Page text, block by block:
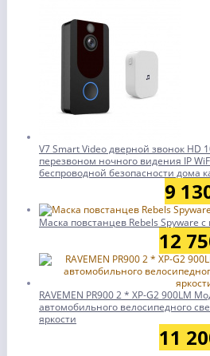
V7 Smart Video дверной звонок HD
перезвоном ночного видения IP
беспроводной безопасности дома
9
Маска повстанцев Rebels Spyware
12
RAVEMEN PR900 2 * XP-G2 900LM
автомобильного велосипедного
яркости
11